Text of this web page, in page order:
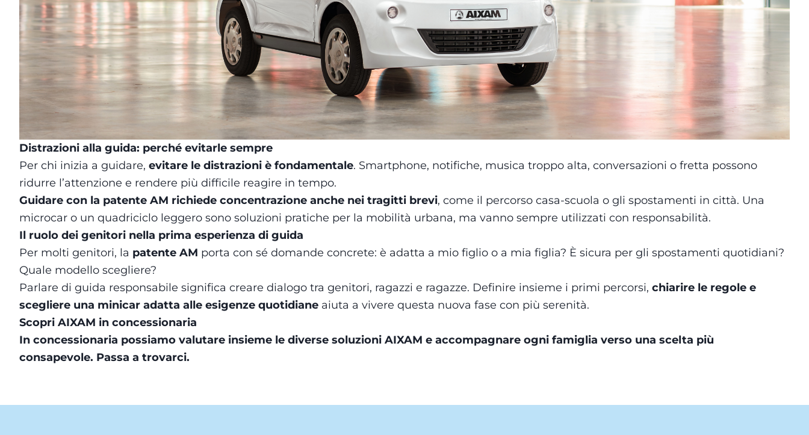
Distrazioni alla guida: perché evitarle sempre
Per chi inizia a guidare, evitare le distrazioni è fondamentale. Smartphone, notifiche, musica troppo alta, conversazioni o fretta possono
ridurre l’attenzione e rendere più difficile reagire in tempo.
Guidare con la patente AM richiede concentrazione anche nei tragitti brevi, come il percorso casa-scuola o gli spostamenti in città. Una
microcar o un quadriciclo leggero sono soluzioni pratiche per la mobilità urbana, ma vanno sempre utilizzati con responsabilità.
Il ruolo dei genitori nella prima esperienza di guida
Per molti genitori, la patente AM porta con sé domande concrete: è adatta a mio figlio o a mia figlia? È sicura per gli spostamenti quotidiani?
Quale modello scegliere?
Parlare di guida responsabile significa creare dialogo tra genitori, ragazzi e ragazze. Definire insieme i primi percorsi, chiarire le regole e
scegliere una minicar adatta alle esigenze quotidiane aiuta a vivere questa nuova fase con più serenità.
Scopri AIXAM in concessionaria
In concessionaria possiamo valutare insieme le diverse soluzioni AIXAM e accompagnare ogni famiglia verso una scelta più
consapevole. Passa a trovarci.